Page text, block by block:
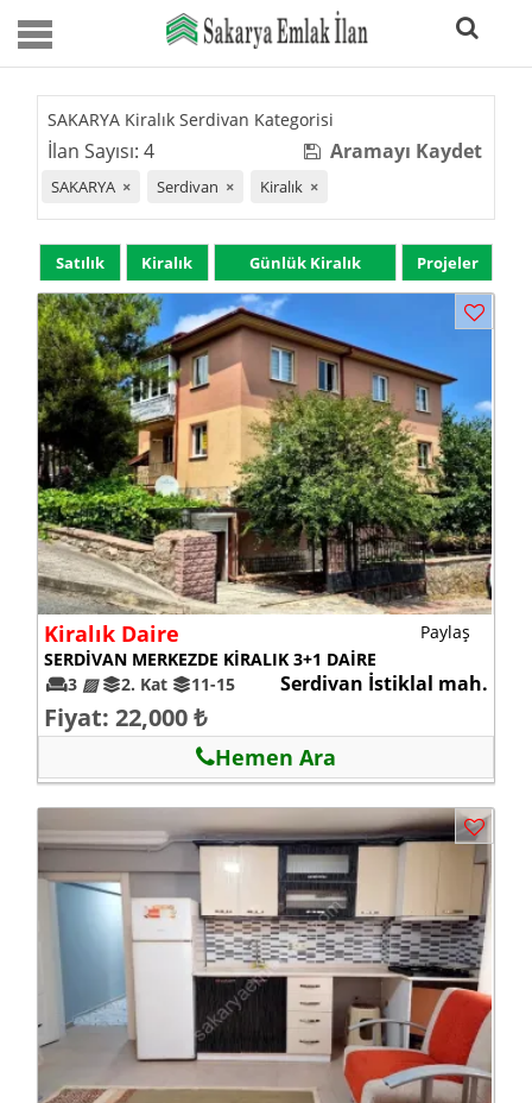
SAKARYA Kiralık Serdivan Kategorisi
İlan Sayısı: 4 Aramayı Kaydet
SAKARYA × Serdivan × Kiralık ×
Satılık Kiralık Günlük Kiralık Projeler
Kiralık Daire
SERDİVAN MERKEZDE KİRALIK 3+1 DAİRE
3 ▨ 2. Kat 11-15 Serdivan İstiklal mah.
Fiyat: 22,000 ₺
Hemen Ara
Paylaş